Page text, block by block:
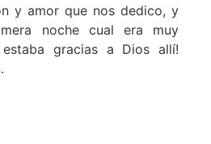
y amor que nos dedico, y
noche cual era muy
gracias a Dios allí!